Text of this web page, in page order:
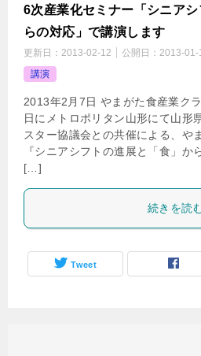
6次産業化セミナー「シニア
らの対応」で講演します
更新日： 2013-02-12 公開日： 2013-01-
講演
2013年2月7日 やまがた食産業ク
日にメトロポリタン山形にて山形
スター協議会との共催による、や
『シニアシフトの進展と「食」か
[…]
続きを読
Tweet